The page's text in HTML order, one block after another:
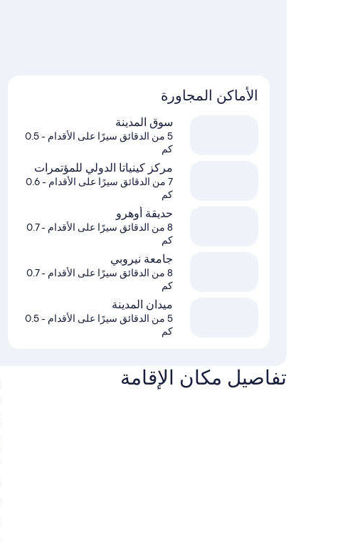
الأماكن المجاورة
سوق المدينة
5 من الدقائق سيرًا على الأقدام
- 0.5
كم
مركز كينياتا الدولي للمؤتمرات
7 من الدقائق سيرًا على الأقدام
- 0.6
كم
حديقة أوهرو
8 من الدقائق سيرًا على الأقدام
- 0.7
كم
جامعة نيروبي
8 من الدقائق سيرًا على الأقدام
- 0.7
كم
ميدان المدينة
5 من الدقائق سيرًا على الأقدام
- 0.5
كم
تفاصيل مكان الإقامة